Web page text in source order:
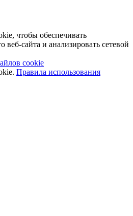
чтобы обеспечивать
сайта и анализировать сетевой
cookie
Правила использования